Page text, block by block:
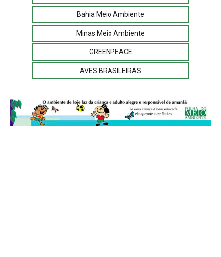
Bahia Meio Ambiente
Minas Meio Ambiente
GREENPEACE
AVES BRASILEIRAS